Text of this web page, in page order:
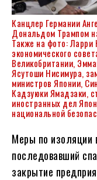
Канцлер Германии
Дональдом Трампом
Также на фото: Ларри
экономического
Великобритании,
Ясутоши Нисимура,
министров Японии,
Кадзуюки Ямадзаки,
иностранных дел
национальной
Меры по изоляции
последовавший
закрытие